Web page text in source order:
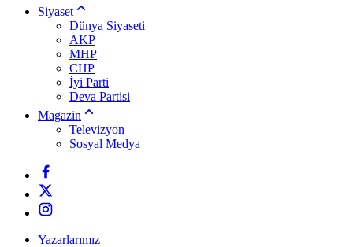
Siyaset
Dünya Siyaseti
AKP
MHP
CHP
İyi Parti
Deva Partisi
Magazin
Televizyon
Sosyal Medya
Yazarlarımız